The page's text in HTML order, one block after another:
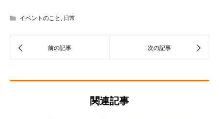
イベントのこと , 日常
関連記事